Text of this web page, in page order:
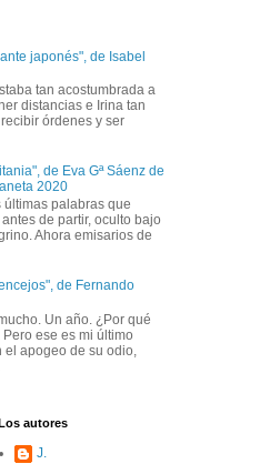
japonés", de Isabel
tan acostumbrada a
distancias e Irina tan
órdenes y ser
de Eva Gª Sáenz de
2020
últimas palabras que
de partir, oculto bajo
Ahora emisarios de
de Fernando
Un año. ¿Por qué
ese es mi último
el apogeo de su odio,
autores
J.